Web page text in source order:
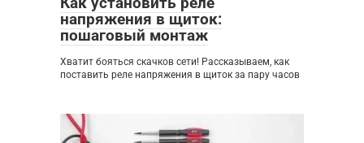
напряжения в щиток:
пошаговый монтаж
Хватит бояться скачков сети! Рассказываем, как
поставить реле напряжения в щиток за пару часов